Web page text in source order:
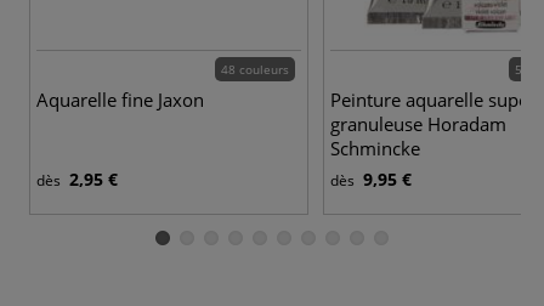
48 couleurs
Aquarelle fine Jaxon
dès 2,95 €
50
Peinture aquarelle super
granuleuse Horadam
Schmincke
dès 9,95 €